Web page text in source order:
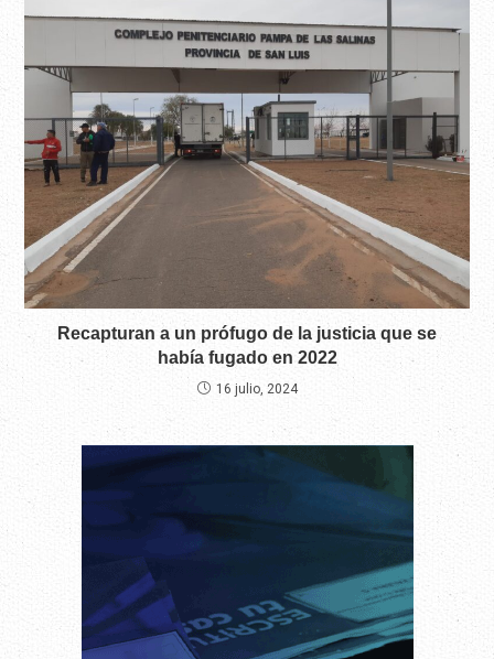
Recapturan a un prófugo de la justicia que se
había fugado en 2022
16 julio, 2024